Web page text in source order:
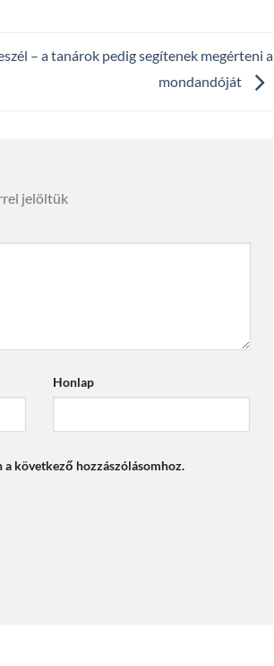
– a tanárok pedig segítenek megérteni a
mondandóját
jelöltük
Honlap
a következő hozzászólásomhoz.